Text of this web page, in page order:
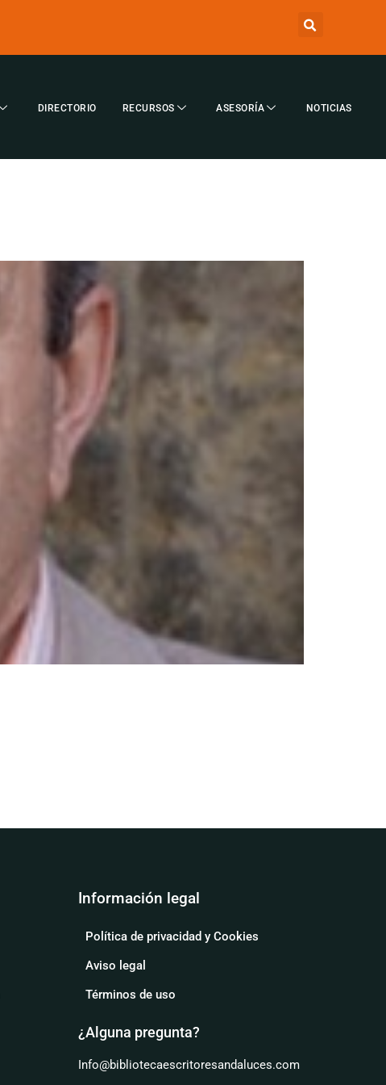
DIRECTORIO RECURSOS ASESORÍA NOTICIAS
Información legal
Política de privacidad y Cookies
Aviso legal
Términos de uso
¿Alguna pregunta?
Info@bibliotecaescritoresandaluces.com